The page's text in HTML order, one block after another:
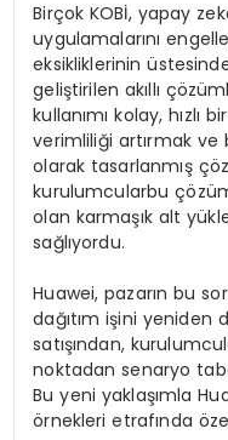
Birçok KOBİ, yapay
uygulamalarını
eksikliklerinin
geliştirilen akıllı
kullanımı kolay, hızlı
verimliliği artırmak
olarak tasarlanmış
kurulumcularbu
olan karmaşık alt
sağlıyordu.
Huawei, pazarın bu
dağıtım işini yeniden
satışından,
noktadan senaryo
Bu yeni yaklaşımla
örnekleri etrafında